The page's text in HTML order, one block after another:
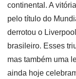
continental. A
pelo título do
derrotou o
brasileiro. Esses
mas também uma
ainda hoje